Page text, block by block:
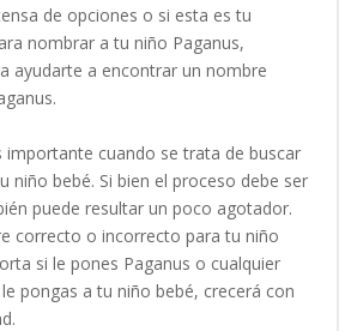
de opciones o si esta es tu
nombrar a tu niño Paganus,
ayudarte a encontrar un nombre
importante cuando se trata de buscar
niño bebé. Si bien el proceso debe ser
puede resultar un poco agotador.
correcto o incorrecto para tu niño
si le pones Paganus o cualquier
pongas a tu niño bebé, crecerá con